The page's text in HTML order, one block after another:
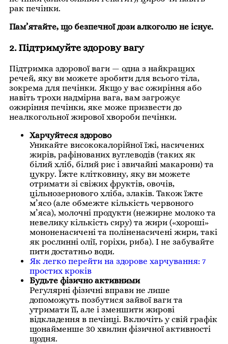
рак печінки.
Пам’ятайте, що безпечної дози алкоголю не існує.
2. Підтримуйте здорову вагу
Підтримка здорової ваги — одна з найкращих
речей, яку ви можете зробити для всього тіла,
зокрема для печінки. Якщо у вас ожиріння або
навіть трохи надмірна вага, вам загрожує
ожиріння печінки, яке може призвести до
неалкогольної жирової хвороби печінки.
Харчуйтеся здорово
Уникайте висококалорійної їжі, насичених
жирів, рафінованих вуглеводів (таких як
білий хліб, білий рис і звичайні макарони) та
цукру. Їжте клітковину, яку ви можете
отримати зі свіжих фруктів, овочів,
цільнозернового хліба, злаків. Також їжте
м’ясо (але обмежте кількість червоного
м’яса), молочні продукти (нежирне молоко та
невелику кількість сиру) та жири («хороші»
мононенасичені та поліненасичені жири, такі
як рослинні олії, горіхи, риба). І не забувайте
пити достатньо води.
Як легко перейти на здорове харчування: 7
простих кроків
Будьте фізично активними
Регулярні фізичні вправи не лише
допоможуть позбутися зайвої ваги та
утримати її, але і зменшити жирові
відкладення в печінці. ​​Включіть у свій графік
щонайменше 30 хвилин фізичної активності
щодня.